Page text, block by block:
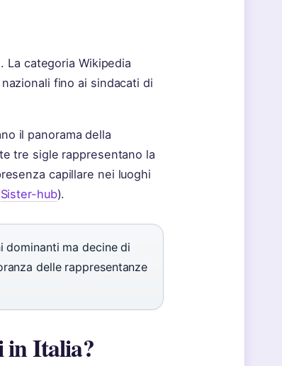
La categoria Wikipedia
fino ai sindacati di
il panorama della
tre sigle rappresentano la
capillare nei luoghi
Sister-hub).
dominanti ma decine di
delle rappresentanze
in Italia?